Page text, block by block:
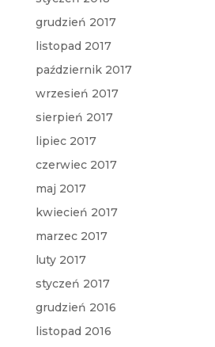
grudzień 2017
listopad 2017
październik 2017
wrzesień 2017
sierpień 2017
lipiec 2017
czerwiec 2017
maj 2017
kwiecień 2017
marzec 2017
luty 2017
styczeń 2017
grudzień 2016
listopad 2016